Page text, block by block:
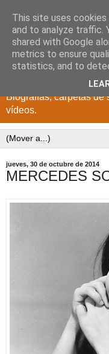
DISCOS
CANTANTES Y
Biografías, carpetas de
vídeos.
jueves, 30 de octubre de 2014
MERCEDES
This site uses
and to analyze traffic.
shared with Google
metrics to ensure
statistics, and to